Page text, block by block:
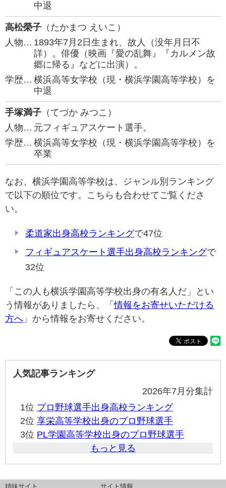
中退
高松榮子 （たかまつ えいこ）
人物… 1893年7月2日生まれ、故人（没年月日不
詳）。俳優（映画『愛の乱舞』『カルメン故
郷に帰る』などに出演）。
学歴… 横浜高等女学校（現・横浜学園高等学校）を
中退
手塚満子 （てづか みつこ）
人物… 元フィギュアスケート選手。
学歴… 横浜高等女学校（現・横浜学園高等学校）を
卒業
なお、横浜学園高等学校は、ジャンル別ランキング
で以下の順位です。こちらも合わせてご覧くださ
い。
柔道家出身高校ランキングで47位
フィギュアスケート選手出身高校ランキングで
32位
「この人も横浜学園高等学校出身の有名人だ」とい
う情報がありましたら、「情報をお寄せいただける
方へ 」から情報をお寄せください。
人気記事ランキング
2026年7月分集計
1位 プロ野球選手出身高校ランキング
2位 享栄高等学校出身のプロ野球選手
3位 PL学園高等学校出身のプロ野球選手
もっと見る
姉妹サイト サイト情報